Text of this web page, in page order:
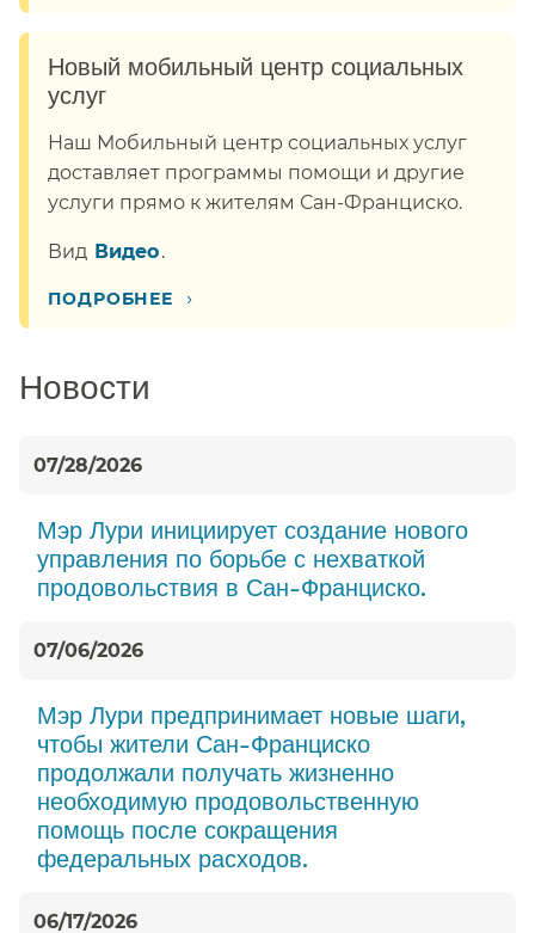
Новый мобильный центр социальных
услуг​​
Наш Мобильный центр социальных услуг
доставляет программы помощи и другие
услуги прямо к жителям Сан-Франциско.​​
Вид​​ Видео​​.
ПОДРОБНЕЕ​​ ›
Новости​​
07/28/2026
Мэр Лури инициирует создание нового
управления по борьбе с нехваткой
продовольствия в Сан-Франциско.​​
07/06/2026
Мэр Лури предпринимает новые шаги,
чтобы жители Сан-Франциско
продолжали получать жизненно
необходимую продовольственную
помощь после сокращения
федеральных расходов.​​
06/17/2026